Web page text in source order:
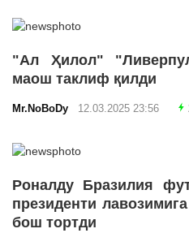
"Ал Ҳилол"
маош таклиф қилди
Mr.NoBoDy 12.03.2025 23:56
Роналду Бразилия
президенти
бош тортди